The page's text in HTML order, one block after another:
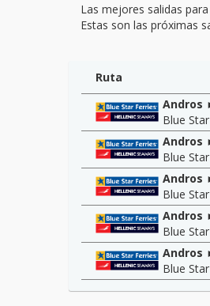
Las mejores salidas
Estas son las próximas
Ruta
Andros
Blue
Andros
Blue
Andros
Blue
Andros
Blue
Andros
Blue